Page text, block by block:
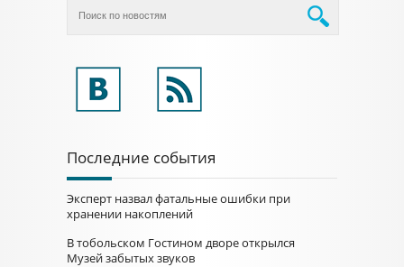
Последние события
Эксперт назвал фатальные ошибки при
хранении накоплений
В тобольском Гостином дворе открылся
Музей забытых звуков